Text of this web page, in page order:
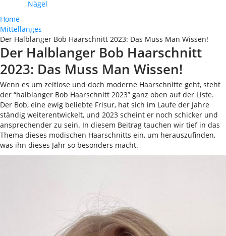
Nägel
Home
Mittellanges
Der Halblanger Bob Haarschnitt 2023: Das Muss Man Wissen!
Der Halblanger Bob Haarschnitt
2023: Das Muss Man Wissen!
Wenn es um zeitlose und doch moderne Haarschnitte geht, steht
der “halblanger Bob Haarschnitt 2023” ganz oben auf der Liste.
Der Bob, eine ewig beliebte Frisur, hat sich im Laufe der Jahre
ständig weiterentwickelt, und 2023 scheint er noch schicker und
ansprechender zu sein. In diesem Beitrag tauchen wir tief in das
Thema dieses modischen Haarschnitts ein, um herauszufinden,
was ihn dieses Jahr so besonders macht.